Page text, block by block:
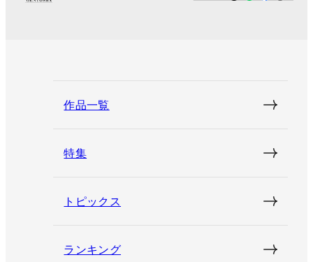
作品一覧
特集
トピックス
ランキング